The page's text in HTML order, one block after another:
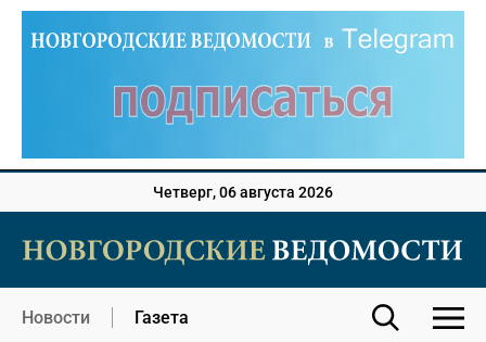
Четверг, 06 августа 2026
Новости Газета